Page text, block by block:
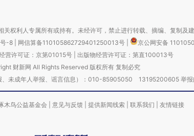
权利人专属所有或持有。未经许可，禁止进行转载、摘编、复制及建
-8 网信算备110105862729401250013号
京公网安备
营许可证：京第01015号| 出版物经营许可证：第直100013号
财新网 All Rights Reserved 版权所有 复制必究
、未成年人举报、谣言信息）：010-85905050 13195200605 举
木鸟公益基金会 意见与反馈 提供新闻线索 联系我们 友情链接